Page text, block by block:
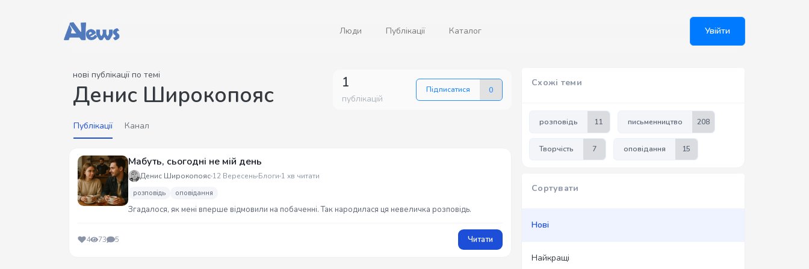
Люди Публікації Каталог Увійти
нові публікації по темі
Денис Широкопояс 1
публікацій
Підписатися 0
Публікації Канал
Мабуть, сьогодні не мій день
Денис Широкопояс 12 Вересень Блоги 1 хв читати
розповідь оповідання
Згадалося, як мені вперше відмовили на побаченні. Так народилася ця невеличка розповідь.
4 73 5 Читати
Схожі теми
розповідь 11 письменництво 208
Творчість 7 оповідання 15
Сортувати
Нові
Найкращі